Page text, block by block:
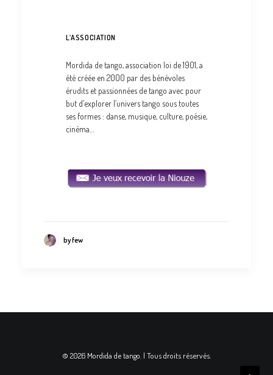
L’ASSOCIATION
Mordida de tango, association loi de 1901, a
été créée en 2000 par des bénévoles
érudits et passionnées de tango avec pour
but d’explorer l’univers tango sous toutes
ses formes : danse, musique, culture, poésie,
cinéma…
by few
© 2026 Mordida de tango. | Tous droits réservés.